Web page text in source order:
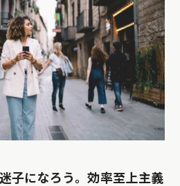
子になろう。効率至上主義